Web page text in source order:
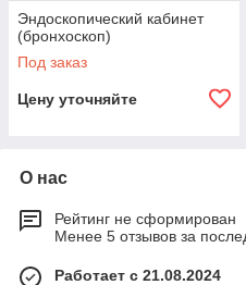
Эндоскопический кабинет
(бронхоскоп)
Под заказ
Цену уточняйте
О нас
Рейтинг не сформирован
Менее 5 отзывов за
Работает с 21.08.2024